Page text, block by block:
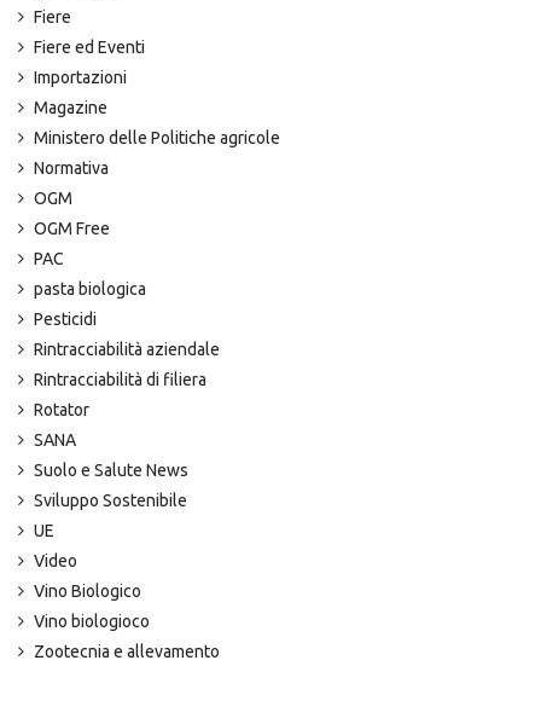
Fiere
Fiere ed Eventi
Importazioni
Magazine
Ministero delle Politiche agricole
Normativa
OGM
OGM Free
PAC
pasta biologica
Pesticidi
Rintracciabilità aziendale
Rintracciabilità di filiera
Rotator
SANA
Suolo e Salute News
Sviluppo Sostenibile
UE
Video
Vino Biologico
Vino biologioco
Zootecnia e allevamento